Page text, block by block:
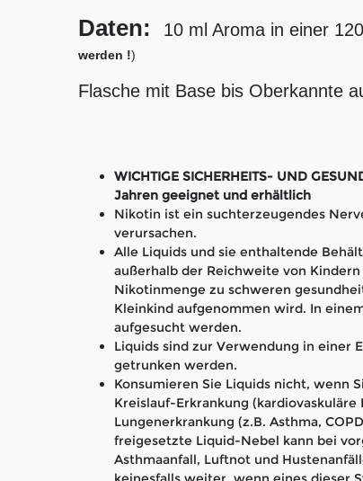
Daten: 10 ml Aroma in einer
werden !)
Flasche mit Base bis Oberkannte
WICHTIGE SICHERHEITS- UND
Jahren geeignet und erhältlich
Nikotin ist ein suchterzeugendes
verursachen.
Alle Liquids und sie enthaltende
außerhalb der Reichweite von
Nikotinmenge zu schweren
Kleinkind aufgenommen wird. In
aufgesucht werden.
Liquids sind zur Verwendung in einer
getrunken werden.
Konsumieren Sie Liquids nicht, wenn
Kreislauf-Erkrankung
Lungenerkrankung (z.B. Asthma,
freigesetzte Liquid-Nebel kann bei
Asthmaanfall, Luftnot und